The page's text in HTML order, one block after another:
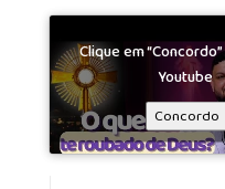
Clique em
Youtube
Concordo